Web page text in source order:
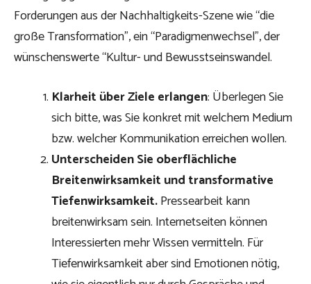
Forderungen aus der Nachhaltigkeits-Szene wie “die
große Transformation”, ein “Paradigmenwechsel”, der
wünschenswerte “Kultur- und Bewusstseinswandel.
Klarheit über Ziele erlangen: Überlegen Sie
sich bitte, was Sie konkret mit welchem Medium
bzw. welcher Kommunikation erreichen wollen.
Unterscheiden Sie oberflächliche
Breitenwirksamkeit und transformative
Tiefenwirksamkeit.Pressearbeit kann
breitenwirksam sein. Internetseiten können
Interessierten mehr Wissen vermitteln. Für
Tiefenwirksamkeit aber sind Emotionen nötig,